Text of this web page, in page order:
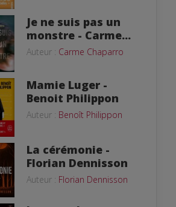
Je ne suis pas un
monstre - Carme...
Auteur : Carme Chaparro
Mamie Luger -
Benoit Philippon
Auteur : Benoît Philippon
La cérémonie -
Florian Dennisson
Auteur : Florian Dennisson